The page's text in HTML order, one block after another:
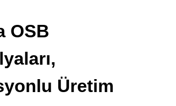
OSB
Üretim